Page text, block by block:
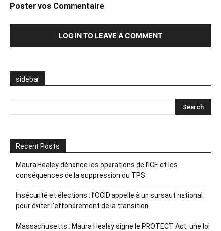
Poster vos Commentaire
LOG IN TO LEAVE A COMMENT
sidebar
Recent Posts
Maura Healey dénonce les opérations de l’ICE et les
conséquences de la suppression du TPS
Insécurité et élections : l’OCID appelle à un sursaut national
pour éviter l’effondrement de la transition
Massachusetts : Maura Healey signe le PROTECT Act, une loi